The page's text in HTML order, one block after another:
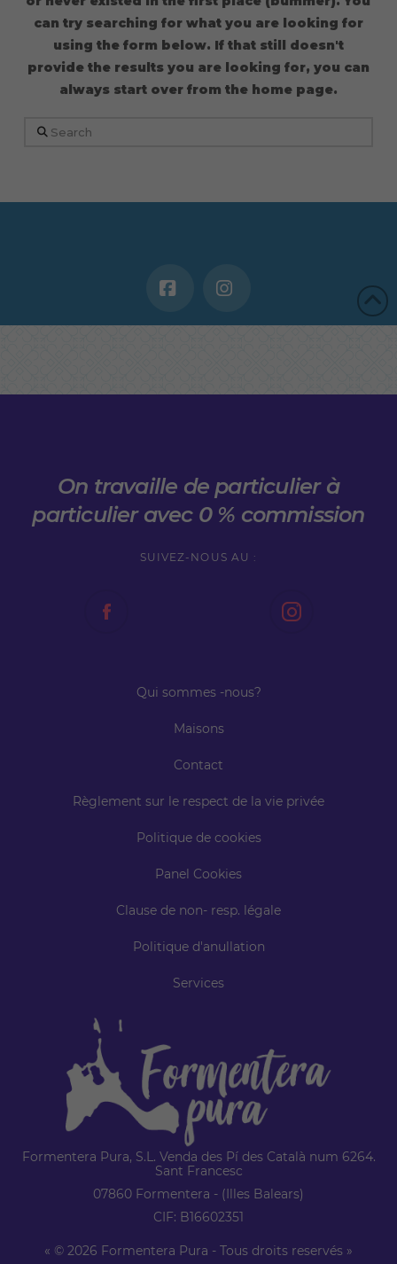
On travaille de particulier à
particulier avec 0 % commission
SUIVEZ-NOUS AU :
Qui sommes -nous?
Maisons
Contact
Règlement sur le respect de la vie privée
Politique de cookies
Panel Cookies
Clause de non- resp. légale
Politique d'anullation
Services
Formentera Pura, S.L. Venda des Pí des Català num 6264.
Sant Francesc
07860 Formentera - (Illes Balears)
CIF: B16602351
« © 2026 Formentera Pura - Tous droits reservés »